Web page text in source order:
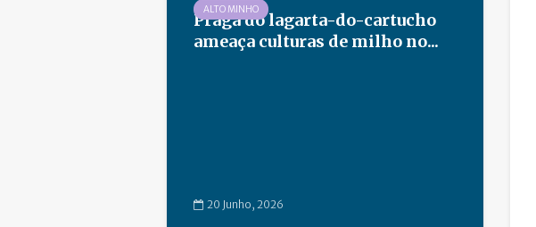
ALTO MINHO
Praga do lagarta-do-cartucho
ameaça culturas de milho no...
20 Junho, 2026